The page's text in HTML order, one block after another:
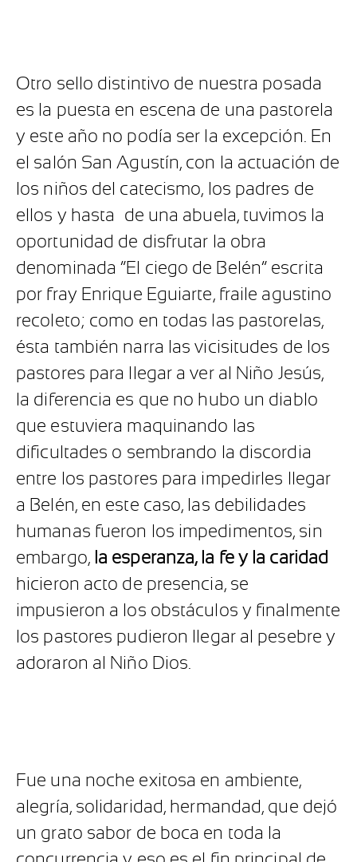
Otro sello distintivo de nuestra posada
es la puesta en escena de una pastorela
y este año no podía ser la excepción. En
el salón San Agustín, con la actuación de
los niños del catecismo, los padres de
ellos y hasta de una abuela, tuvimos la
oportunidad de disfrutar la obra
denominada “El ciego de Belén” escrita
por fray Enrique Eguiarte, fraile agustino
recoleto; como en todas las pastorelas,
ésta también narra las vicisitudes de los
pastores para llegar a ver al Niño Jesús,
la diferencia es que no hubo un diablo
que estuviera maquinando las
dificultades o sembrando la discordia
entre los pastores para impedirles llegar
a Belén, en este caso, las debilidades
humanas fueron los impedimentos, sin
embargo, la esperanza, la fe y la caridad
hicieron acto de presencia, se
impusieron a los obstáculos y finalmente
los pastores pudieron llegar al pesebre y
adoraron al Niño Dios.
Fue una noche exitosa en ambiente,
alegría, solidaridad, hermandad, que dejó
un grato sabor de boca en toda la